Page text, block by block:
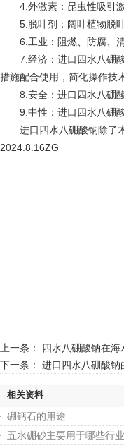
4.外激素：昆虫性吸引激
5.脱叶剂：阔叶植物脱叶
6.工业：阻燃、防腐、清
7.经济：进口四水八硼酸
措施配合使用，简化操作技
8.安全：进口四水八硼酸
9.中性：进口四水八硼酸
进口四水八硼酸钠除了木
2024.8.16ZG
上一条： 四水八硼酸钠在海
下一条： 进口四水八硼酸钠
相关资料
硼钙石的用途
五水硼砂主要用于哪些行业